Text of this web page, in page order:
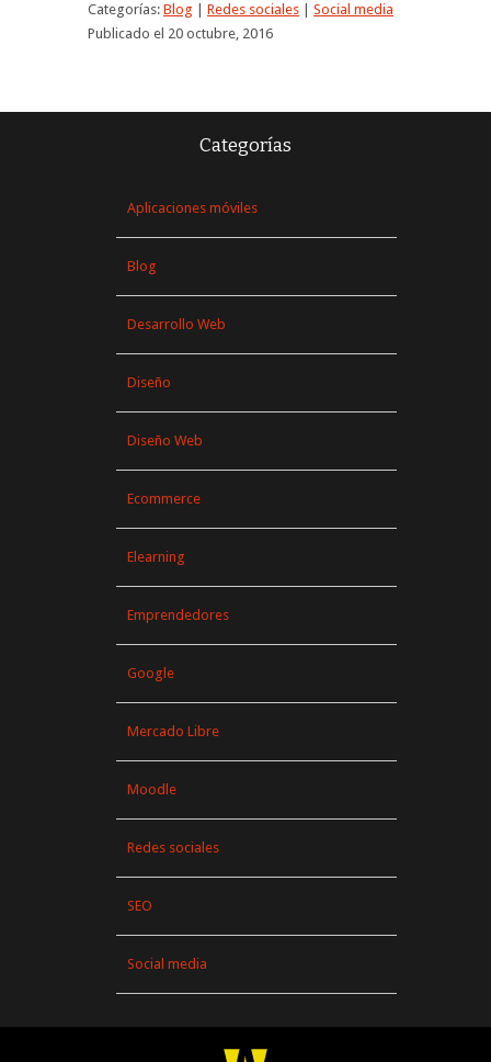
Categorías: Blog Redes sociales
Social media
Publicado el 20 octubre, 2016
Categorías
Aplicaciones móviles
Blog
Desarrollo Web
Diseño
Diseño Web
Ecommerce
Elearning
Emprendedores
Google
Mercado Libre
Moodle
Redes sociales
SEO
Social media